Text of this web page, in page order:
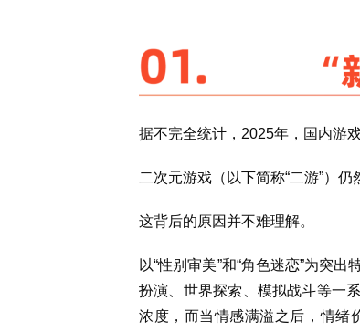
据不完全统计，2025年，国内游
二次元游戏（以下简称“二游”）
这背后的原因并不难理解。
以“性别审美”和“角色迷恋”为突
扮演、世界探索、模拟战斗等一
浓度，而当情感满溢之后，情绪